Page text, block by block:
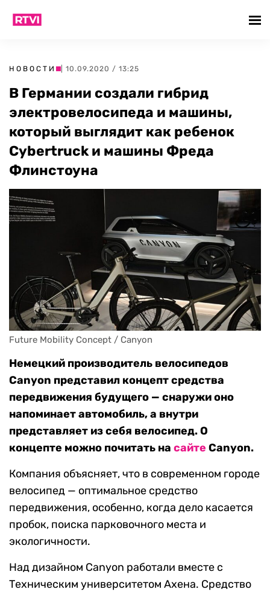
НОВОСТИ | 10.09.2020 / 13:25
В Германии создали гибрид
электровелосипеда и машины,
который выглядит как ребенок
Cybertruck и машины Фреда
Флинстоуна
Future Mobility Concept / Canyon
Немецкий производитель велосипедов
Canyon представил концепт средства
передвижения будущего — снаружи оно
напоминает автомобиль, а внутри
представляет из себя велосипед. О
концепте можно почитать на сайте Canyon.
Компания объясняет, что в современном городе
велосипед — оптимальное средство
передвижения, особенно, когда дело касается
пробок, поиска парковочного места и
экологичности.
Над дизайном Canyon работали вместе с
Техническим университетом Ахена. Средство